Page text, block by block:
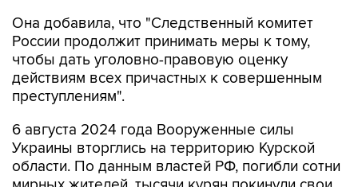
Она добавила, что "Cледственный комитет
России продолжит принимать меры к тому,
чтобы дать уголовно-правовую оценку
действиям всех причастных к совершенным
преступлениям".
6 августа 2024 года Вооруженные силы
Украины вторглись на территорию Курской
области. По данным властей РФ, погибли сотни